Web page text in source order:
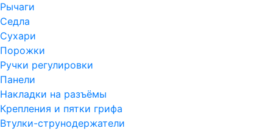
Рычаги
Седла
Сухари
Порожки
Ручки регулировки
Панели
Накладки на разъёмы
Крепления и пятки грифа
Втулки-струнодержатели